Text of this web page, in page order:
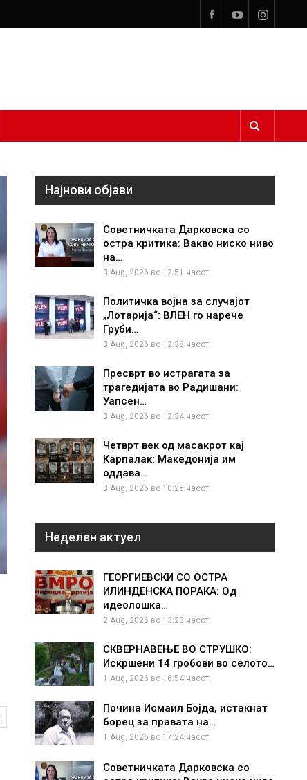
Најнови објави
Советничката Дарковска со
остра критика: Вакво ниско ниво
на…
8 Aug, 2026 во 12:51 часот.
Политичка војна за случајот
„Лотарија“: ВЛЕН го нарече
Груби…
8 Aug, 2026 во 12:38 часот.
Пресврт во истрагата за
трагедијата во Радишани:
Уапсен…
8 Aug, 2026 во 12:34 часот.
Четврт век од масакрот кај
Карпалак: Македонија им
оддава…
8 Aug, 2026 во 10:25 часот.
Неделен актуел
ГЕОРГИЕВСКИ СО ОСТРА
ИЛИНДЕНСКА ПОРАКА: Од
идеолошка…
2 Aug, 2026 во 13:28 часот.
СКВЕРНАВЕЊЕ ВО СТРУШКО:
Искршени 14 гробови во селото…
1 Aug, 2026 во 16:54 часот.
Почина Исмаил Бојда, истакнат
борец за правата на…
1 Aug, 2026 во 17:24 часот.
Советничката Дарковска со